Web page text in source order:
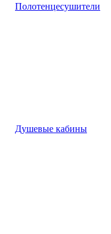
Полотенцесушители
Душевые кабины